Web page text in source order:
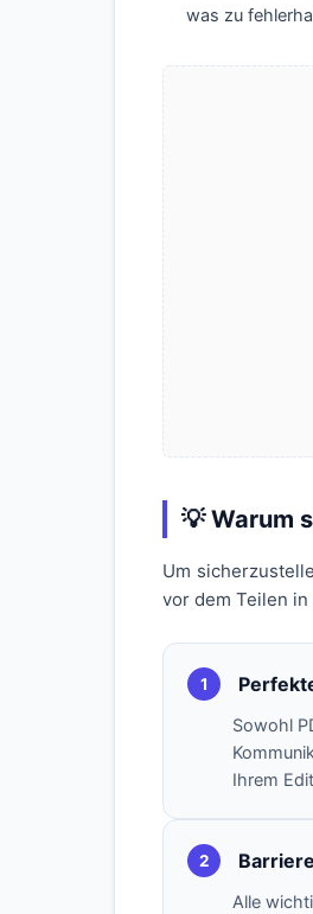
was zu
💡 Warum
Um
vor dem Teilen in
1
Sowohl
Ihrem
2
Alle